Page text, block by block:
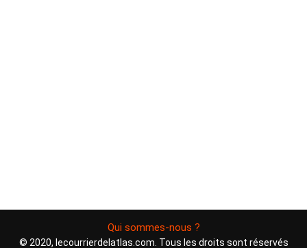
Qui sommes-nous ?
© 2020, lecourrierdelatlas.com. Tous les droits sont réservés